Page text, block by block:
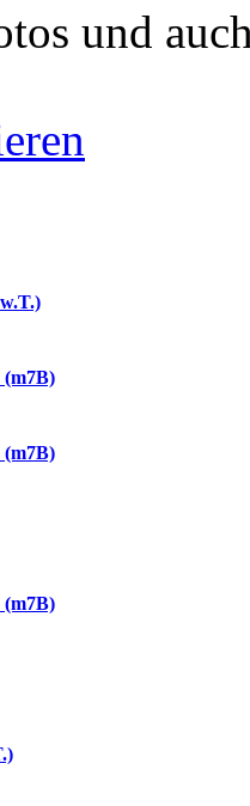
und
(m7B)
(m7B)
(m7B)